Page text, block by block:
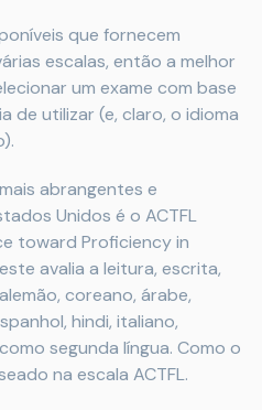
que fornecem
escalas, então a melhor
um exame com base
de utilizar (e, claro, o idioma
abrangentes e
Unidos é o ACTFL
toward Proficiency in
avalia a leitura, escrita,
coreano, árabe,
hindi, italiano,
segunda língua. Como o
na escala ACTFL.